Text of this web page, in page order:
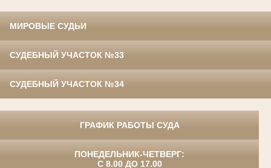
МИРОВЫЕ СУДЬИ
СУДЕБНЫЙ УЧАСТОК №33
СУДЕБНЫЙ УЧАСТОК №34
ГРАФИК РАБОТЫ СУДА
ПОНЕДЕЛЬНИК-ЧЕТВЕРГ:
С 8.00 ДО 17.00